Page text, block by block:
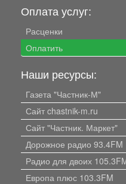
Оплата услуг:
Расценки
Оплатить
Наши ресурсы:
Газета "Частник-М"
Сайт chastnik-m.ru
Сайт "Частник. Маркет"
Дорожное радио 93.4FM
Радио для двоих
Европа плюс 103.3FM